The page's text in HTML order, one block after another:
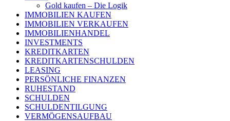
Gold kaufen – Die Logik
IMMOBILIEN KAUFEN
IMMOBILIEN VERKAUFEN
IMMOBILIENHANDEL
INVESTMENTS
KREDITKARTEN
KREDITKARTENSCHULDEN
LEASING
PERSÖNLICHE FINANZEN
RUHESTAND
SCHULDEN
SCHULDENTILGUNG
VERMÖGENSAUFBAU